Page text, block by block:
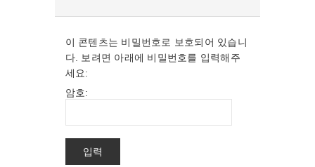
이 콘텐츠는 비밀번호로 보호되어 있습니
다. 보려면 아래에 비밀번호를 입력해주
세요:
암호: